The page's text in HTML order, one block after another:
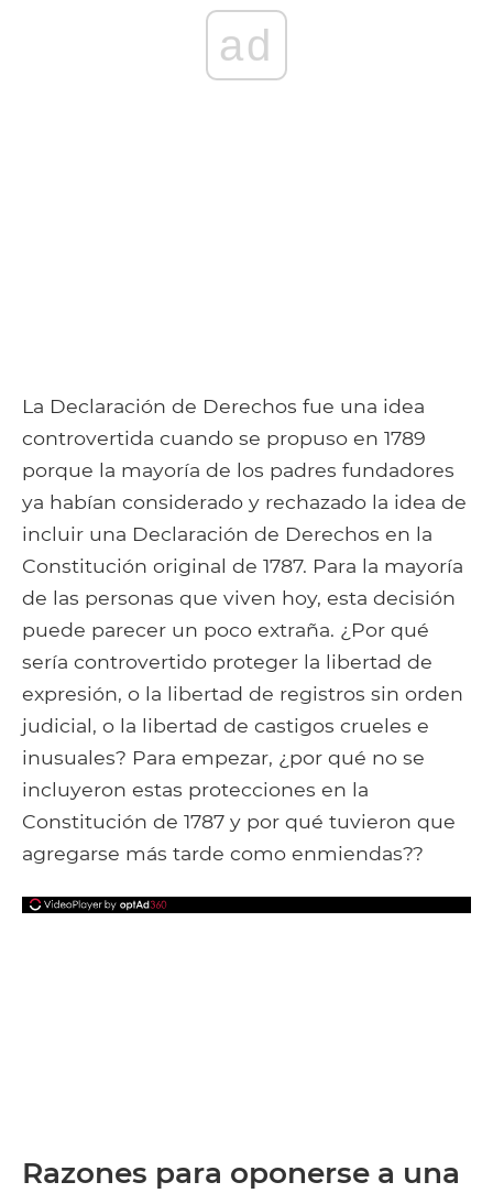
ad
La Declaración de Derechos fue una idea
controvertida cuando se propuso en 1789
porque la mayoría de los padres fundadores
ya habían considerado y rechazado la idea de
incluir una Declaración de Derechos en la
Constitución original de 1787. Para la mayoría
de las personas que viven hoy, esta decisión
puede parecer un poco extraña. ¿Por qué
sería controvertido proteger la libertad de
expresión, o la libertad de registros sin orden
judicial, o la libertad de castigos crueles e
inusuales? Para empezar, ¿por qué no se
incluyeron estas protecciones en la
Constitución de 1787 y por qué tuvieron que
agregarse más tarde como enmiendas??
Razones para oponerse a una